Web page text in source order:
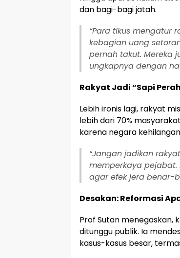
dan bagi-bagi jatah.
“Para tikus mengatur
kebagian uang
pernah takut. Mereka
ungkapnya dengan
Rakyat Jadi “Sapi
Lebih ironis lagi, rakyat
lebih dari 70%
karena negara
“Jangan jadikan
memperkaya pejabat.
agar efek jera benar-
Desakan: Reformasi
Prof Sutan menegaskan,
ditunggu publik. Ia
kasus-kasus besar,